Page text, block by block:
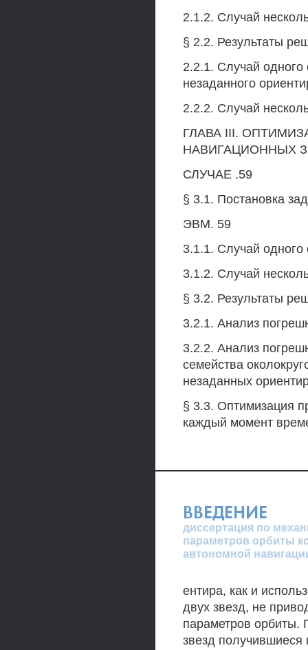
2.1.2. Случай
§ 2.2. Результаты
2.2.1. Случай одного
незаданного
2.2.2. Случай
ГЛАВА III.
НАВИГАЦИОННЫХ
СЛУЧАЕ .59
§ 3.1. Постановка
ЭВМ. 59
3.1.1. Случай одного
3.1.2. Случай
§ 3.2. Результаты
3.2.1. Анализ
3.2.2. Анализ
семейства
незаданных
§ 3.3. Оптимизация
каждый момент
ВВЕДЕНИЕ
диссертация по
параметров орбиты
автономной
ентира, как и
двух звезд, не
параметров орбиты.
звезд получившиеся